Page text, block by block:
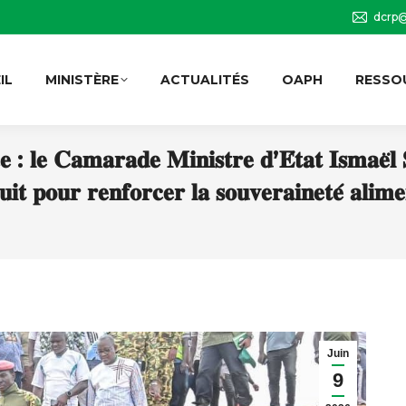
MINISTÈRE ACTUALITÉS OAPH
: 𝐥𝐞 𝐂𝐚𝐦𝐚𝐫𝐚𝐝𝐞 𝐌𝐢𝐧𝐢𝐬𝐭𝐫𝐞 𝐝’𝐄́𝐭𝐚𝐭
𝐩𝐨𝐮𝐫 𝐫𝐞𝐧𝐟𝐨𝐫𝐜𝐞𝐫 𝐥𝐚 𝐬𝐨𝐮𝐯𝐞𝐫𝐚𝐢𝐧𝐞𝐭𝐞́
Juin
9